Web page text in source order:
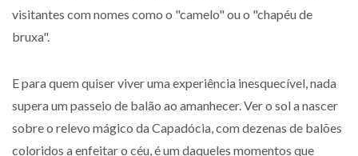
visitantes com nomes como o "camelo" ou o "chapéu de
bruxa".
E para quem quiser viver uma experiência inesquecível, nada
supera um passeio de balão ao amanhecer. Ver o sol a nascer
sobre o relevo mágico da Capadócia, com dezenas de balões
coloridos a enfeitar o céu, é um daqueles momentos que